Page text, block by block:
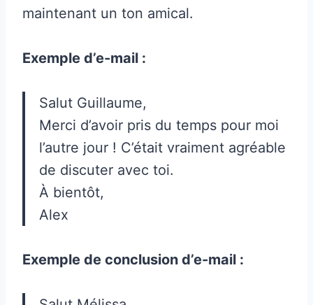
maintenant un ton amical.
Exemple d’e-mail :
Salut Guillaume,
Merci d’avoir pris du temps pour moi
l’autre jour ! C’était vraiment agréable
de discuter avec toi.
À bientôt,
Alex
Exemple de conclusion d’e-mail :